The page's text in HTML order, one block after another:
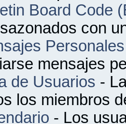
Board Code
con
Personales
mensajes
de Usuarios -
los miembros
- Los